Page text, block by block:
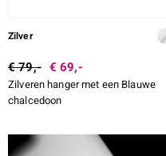
Zilver
€ 79,- € 69,-
Zilveren hanger met een Blauwe
chalcedoon